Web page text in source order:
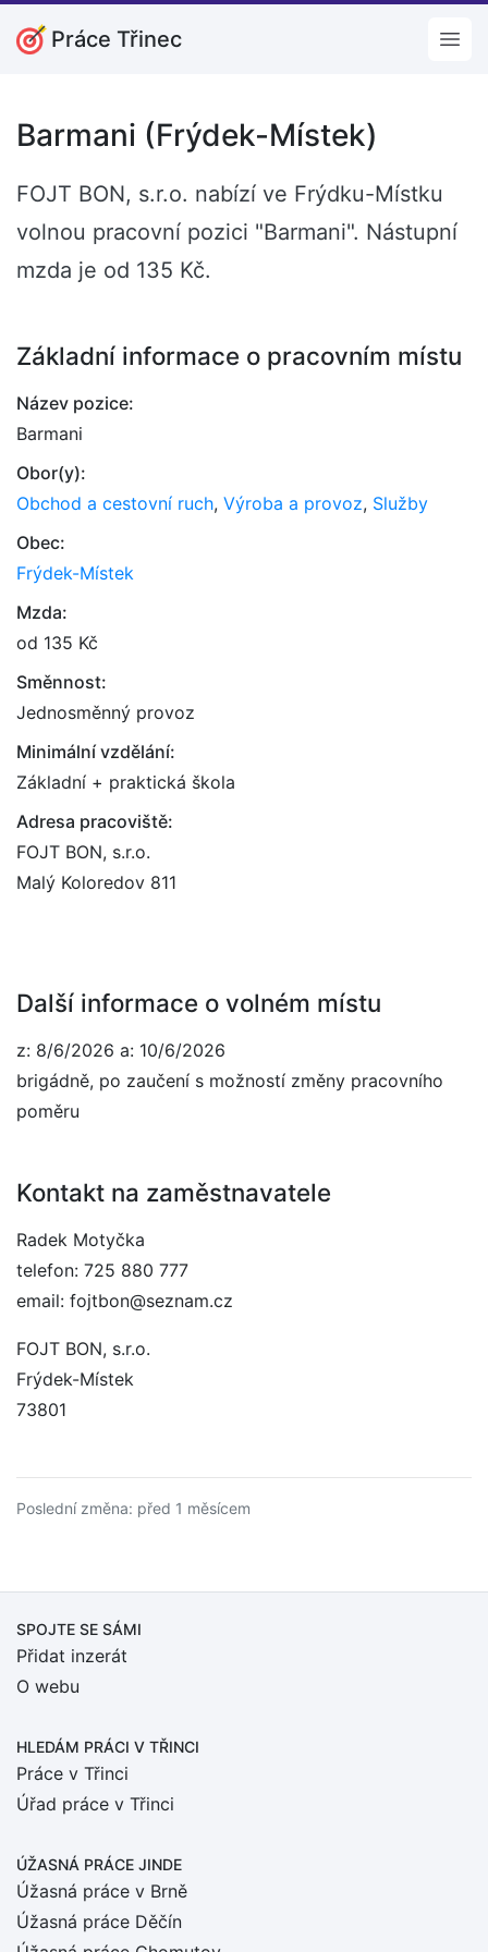
Práce Třinec
Barmani (Frýdek-Místek)
FOJT BON, s.r.o. nabízí ve Frýdku-Místku
volnou pracovní pozici "Barmani". Nástupní
mzda je od 135 Kč.
Základní informace o pracovním místu
Název pozice:
Barmani
Obor(y):
Obchod a cestovní ruch, Výroba a provoz, Služby
Obec:
Frýdek-Místek
Mzda:
od 135 Kč
Směnnost:
Jednosměnný provoz
Minimální vzdělání:
Základní + praktická škola
Adresa pracoviště:
FOJT BON, s.r.o.
Malý Koloredov 811
Další informace o volném místu
z: 8/6/2026 a: 10/6/2026
brigádně, po zaučení s možností změny pracovního
poměru
Kontakt na zaměstnavatele
Radek Motyčka
telefon: 725 880 777
email: fojtbon@seznam.cz
FOJT BON, s.r.o.
Frýdek-Místek
73801
Poslední změna: před 1 měsícem
SPOJTE SE SÁMI
Přidat inzerát
O webu
HLEDÁM PRÁCI V TŘINCI
Práce v Třinci
Úřad práce v Třinci
ÚŽASNÁ PRÁCE JINDE
Úžasná práce v Brně
Úžasná práce Děčín